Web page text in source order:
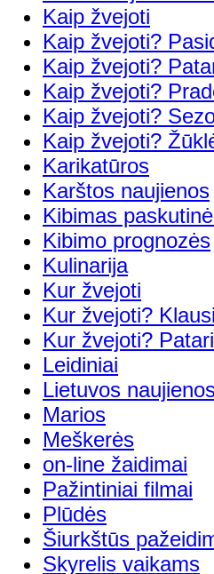
Kaip žvejoti
Kaip žvejoti?
Kaip žvejoti?
Kaip žvejoti?
Kaip žvejoti?
Kaip žvejoti?
Karikatūros
Karštos naujienos
Kibimas
Kibimo prognozės
Kulinarija
Kur žvejoti
Kur žvejoti?
Kur žvejoti?
Leidiniai
Lietuvos
Marios
Meškerės
on-line žaidimai
Pažintiniai filmai
Plūdės
Šiurkštūs
Skyrelis vaikams